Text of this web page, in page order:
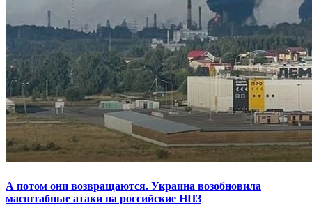
А потом они возвращаются. Украина возобновила
масштабные атаки на российские НПЗ